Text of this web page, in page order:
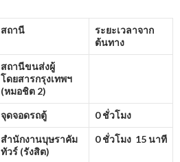
สถานี
ระยะเวลาจาก
ต้นทาง
สถานีขนส่งผู้
โดยสารกรุงเทพฯ
(หมอชิต 2)
จุดจอดรถตู้ 0 ชั่วโมง
สำนักงานบุษราคัม
ทัวร์ (รังสิต)
0 ชั่วโมง 15 นาที